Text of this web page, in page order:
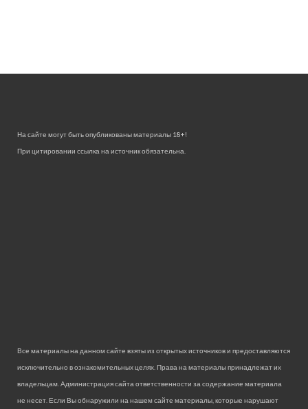
На сайте могут быть опубликованы материалы 18+!
При цитировании ссылка на источник обязательна.
Все материалы на данном сайте взяты из открытых источников и предоставляются
исключительно в ознакомительных целях. Права на материалы принадлежат их
владельцам. Администрация сайта ответственности за содержание материала
не несет. Если Вы обнаружили на нашем сайте материалы, которые нарушают